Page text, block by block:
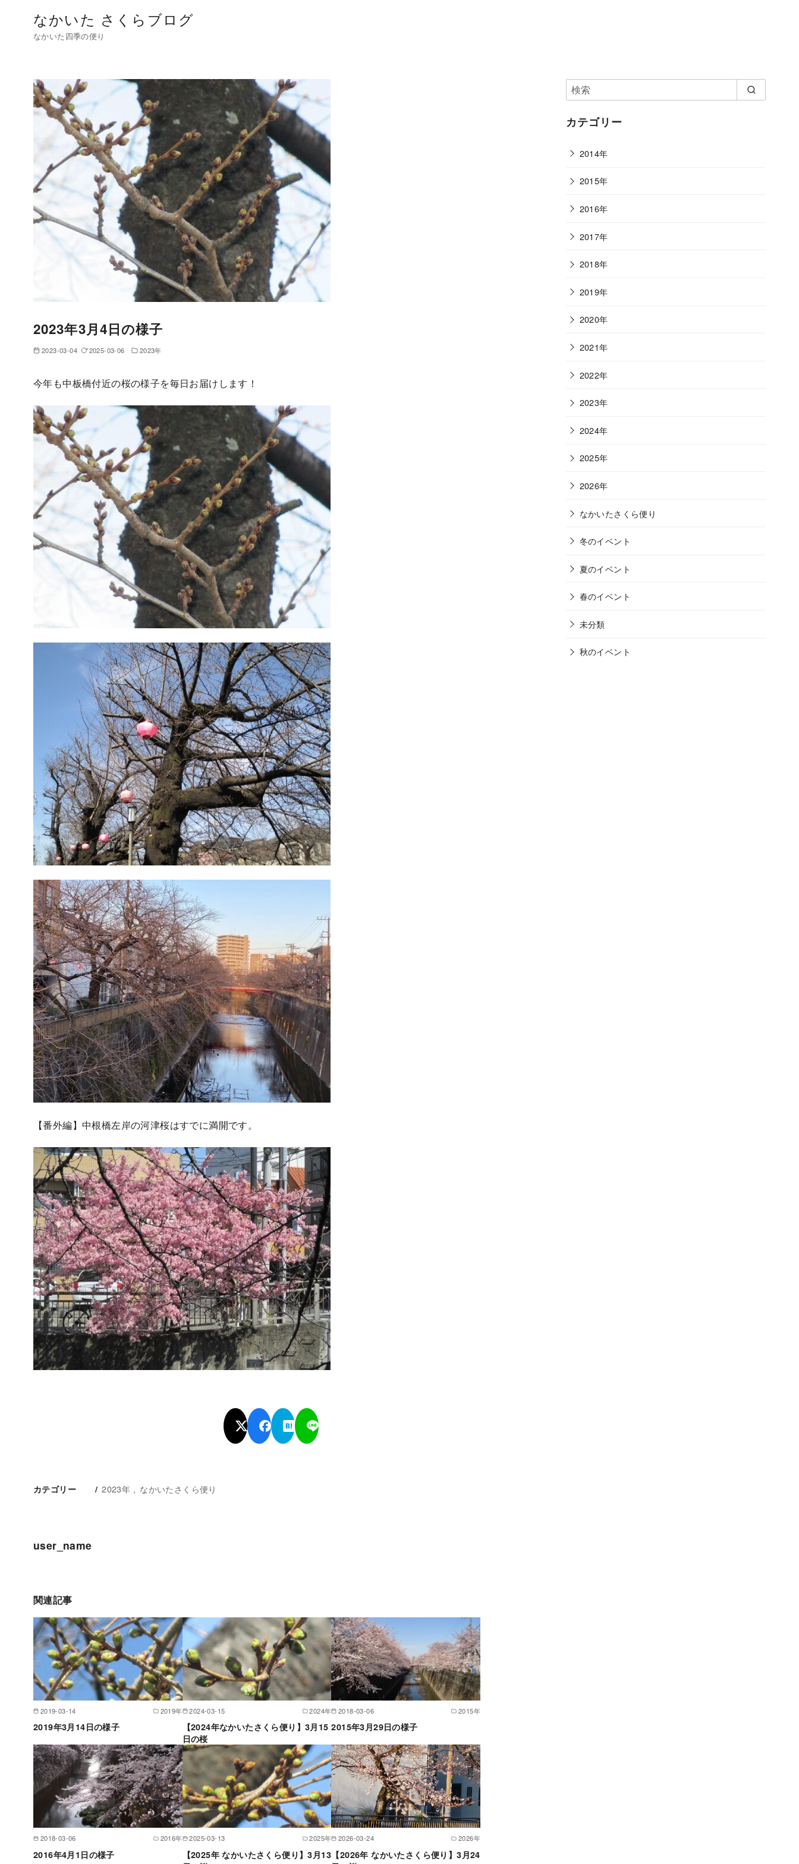
なかいた さくらブログ
なかいた四季の便り
2023年3月4日の様子
2023-03-04 2025-03-06 2023年
今年も中板橋付近の桜の様子を毎日お届けします！
【番外編】中根橋左岸の河津桜はすでに満開です。
カテゴリー 2023年 なかいたさくら便り
user_name
関連記事
2019-03-14 2019年
2019年3月14日の様子
2024-03-15 2024年
【2024年なかいたさくら便り】3月15
日の桜
2018-03-06 2015年
2015年3月29日の様子
2018-03-06 2016年
2016年4月1日の様子
2025-03-13 2025年
【2025年 なかいたさくら便り】3月13
2026-03-24 2026年
【2026年 なかいたさくら便り】3月24
カテゴリー
2014年
2015年
2016年
2017年
2018年
2019年
2020年
2021年
2022年
2023年
2024年
2025年
2026年
なかいたさくら便り
冬のイベント
夏のイベント
春のイベント
未分類
秋のイベント